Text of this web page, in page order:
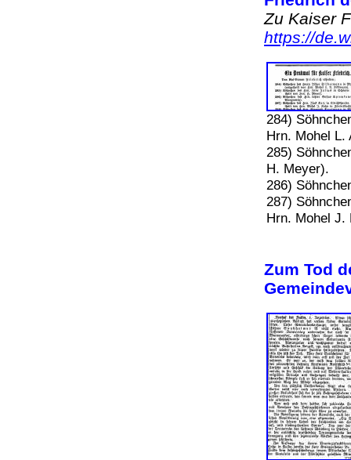
Zu Kaiser
https://
284)
Hrn. Mohel L.
285)
H. Meyer).
286)
287)
Hrn. Mohel
Zum Tod